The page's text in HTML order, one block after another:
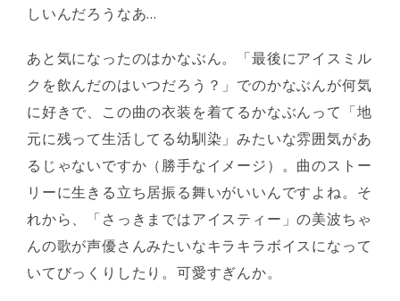
しいんだろうなあ…
あと気になったのはかなぶん。「最後にアイスミル
クを飲んだのはいつだろう？」でのかなぶんが何気
に好きで、この曲の衣装を着てるかなぶんって「地
元に残って生活してる幼馴染」みたいな雰囲気があ
るじゃないですか（勝手なイメージ）。曲のストー
リーに生きる立ち居振る舞いがいいんですよね。そ
れから、「さっきまではアイスティー」の美波ちゃ
んの歌が声優さんみたいなキラキラボイスになって
いてびっくりしたり。可愛すぎんか。